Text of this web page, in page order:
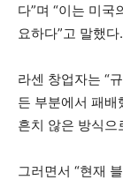
다”며 “이는 미
요하다”고 말했다.
라센 창업자는 “
든 부분에서 패배
흔치 않은 방식으
그러면서 “현재